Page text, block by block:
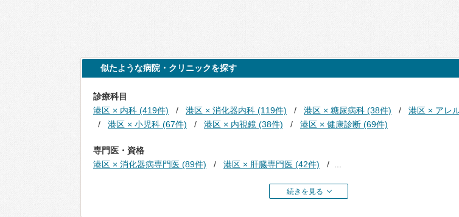
似たような病院・クリニックを探す
診療科目
港区 × 内科 (419件)
港区 × 消化器内科 (119件) 港区 × 糖尿病科 (38件)
港区 × アレ
港区 × 小児科 (67件)
港区 × 内視鏡 (38件) 港区 × 健康診断 (69件)
専門医・資格
港区 × 消化器病専門医 (89件)
港区 × 肝臓専門医 (42件)
続きを見る